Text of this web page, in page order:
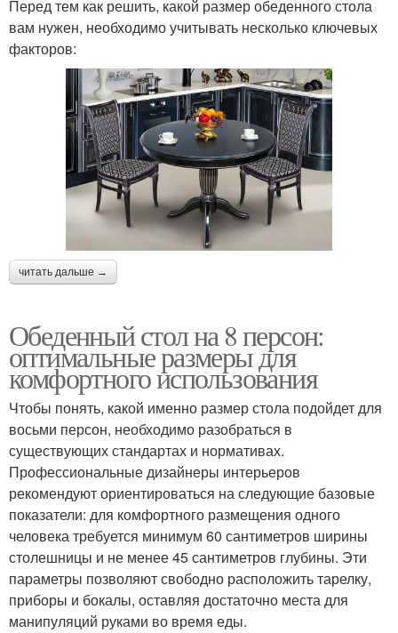
Перед тем как решить, какой размер обеденного стола
вам нужен, необходимо учитывать несколько ключевых
факторов:
читать дальше →
Обеденный стол на 8 персон:
оптимальные размеры для
комфортного использования
Чтобы понять, какой именно размер стола подойдет для
восьми персон, необходимо разобраться в
существующих стандартах и нормативах.
Профессиональные дизайнеры интерьеров
рекомендуют ориентироваться на следующие базовые
показатели: для комфортного размещения одного
человека требуется минимум 60 сантиметров ширины
столешницы и не менее 45 сантиметров глубины. Эти
параметры позволяют свободно расположить тарелку,
приборы и бокалы, оставляя достаточно места для
манипуляций руками во время еды.